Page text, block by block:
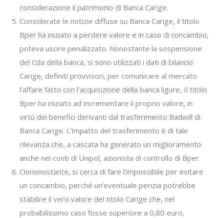
considerazione il patrimonio di Banca Carige.
Considerate le notizie diffuse su Banca Carige, il titolo
Bper ha iniziato a perdere valore e in caso di concambio,
poteva uscire penalizzato. Nonostante la sospensione
del Cda della banca, si sono utilizzati i dati di bilancio
Carige, definiti provvisori, per comunicare al mercato
l’affare fatto con l’acquisizione della banca ligure, Il titolo
Bper ha iniziato ad incrementare il proprio valore, in
virtù dei benefici derivanti dal trasferimento Badwill di
Banca Carige. L’impatto del trasferimento è di tale
rilevanza che, a cascata ha generato un miglioramento
anche nei conti di Unipol, azionista di controllo di Bper.
Ciononostante, si cerca di fare l’impossibile per evitare
un concambio, perché un’eventuale perizia potrebbe
stabilire il vero valore del titolo Carige che, nel
probabilissimo caso fosse superiore a 0,80 euro,